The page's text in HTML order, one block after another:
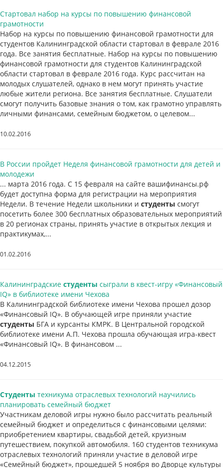
Стартовал набор на курсы по повышению финансовой
грамотности
Набор на курсы по повышению финансовой грамотности для
студентов Калининградской области стартовал в феврале 2016
года. Все занятия бесплатные. Набор на курсы по повышению
финансовой грамотности для студентов Калининградской
области стартовал в феврале 2016 года. Курс рассчитан на
молодых слушателей, однако в нем могут принять участие
любые жители региона. Все занятия бесплатные. Слушатели
смогут получить базовые знания о том, как грамотно управлять
личными финансами, семейным бюджетом, о целевом...
10.02.2016
В России пройдет Неделя финансовой грамотности для детей и
молодежи
... марта 2016 года. С 15 февраля на сайте вашифинансы.рф
будет доступна форма для регистрации на мероприятия
Недели. В течение Недели школьники и студенты смогут
посетить более 300 бесплатных образовательных мероприятий
в 20 регионах страны, принять участие в открытых лекция и
практикумах,...
01.02.2016
Калининградские студенты сыграли в квест-игру «Финансовый
IQ» в библиотеке имени Чехова
В Калининградской библиотеке имени Чехова прошел дозор
«Финансовый IQ». В обучающей игре приняли участие
студенты БГА и курсанты КМРК. В Центральной городской
библиотеке имени А.П. Чехова прошла обучающая игра-квест
«Финансовый IQ». В финансовом ...
04.12.2015
Студенты техникума отраслевых технологий научились
планировать семейный бюджет
Участникам деловой игры нужно было рассчитать реальный
семейный бюджет и определиться с финансовыми целями:
приобретением квартиры, свадьбой детей, круизным
путешествием, покупкой автомобиля. 160 студентов техникума
отраслевых технологий приняли участие в деловой игре
«Семейный бюджет», прошедшей 5 ноября во Дворце культуры